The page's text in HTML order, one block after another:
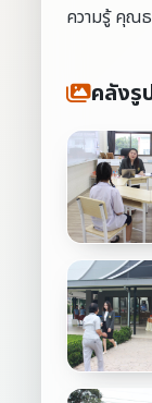
ความรู้ คุณ
คลังรู